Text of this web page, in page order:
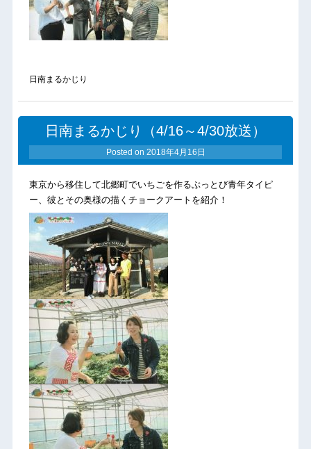
日南まるかじり
日南まるかじり（4/16～4/30放送）
Posted on 2018年4月16日
東京から移住して北郷町でいちごを作るぶっとび青年タイピ
ー、彼とその奥様の描くチョークアートを紹介！